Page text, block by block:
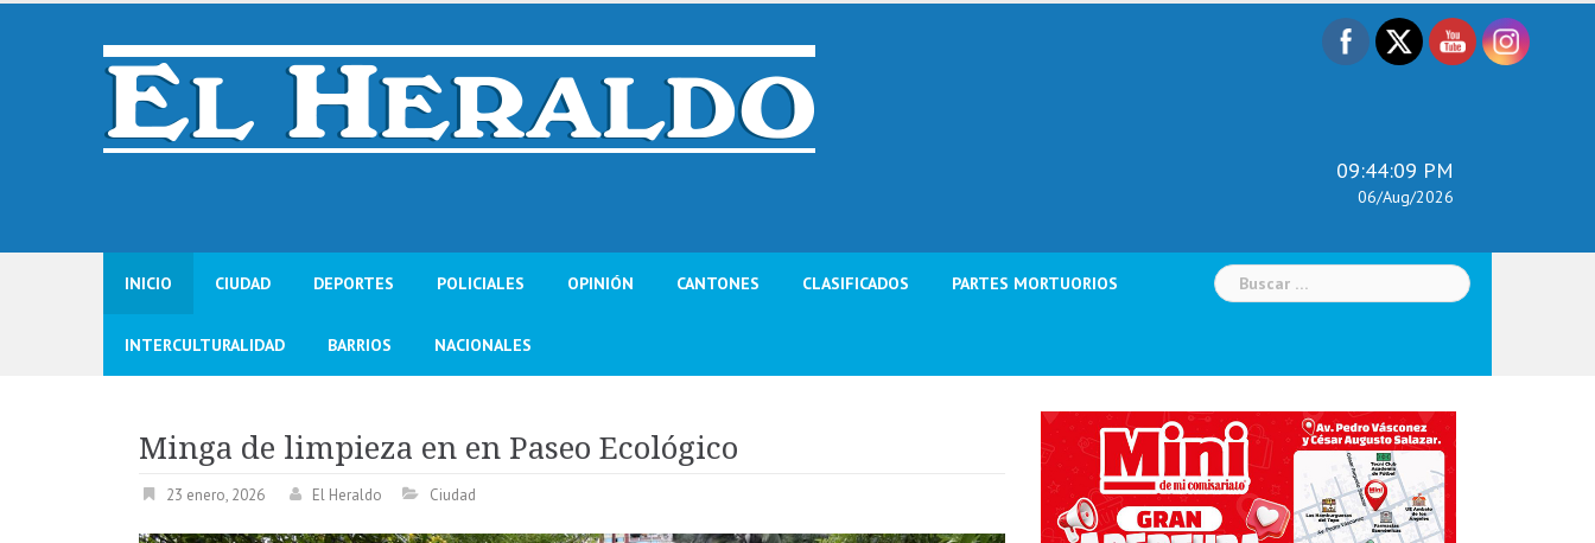
Skip
09:44:10 PM
06/Aug/2026
INICIO CIUDAD DEPORTES POLICIALES OPINIÓN CANTONES CLASIFICADOS PARTES MORTUORIOS
INTERCULTURALIDAD BARRIOS NACIONALES
Buscar:
Minga de limpieza en en Paseo Ecológico
23 enero, 2026 El Heraldo Ciudad